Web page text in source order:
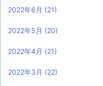
2022年6月 (21)
2022年5月 (20)
2022年4月 (21)
2022年3月 (22)